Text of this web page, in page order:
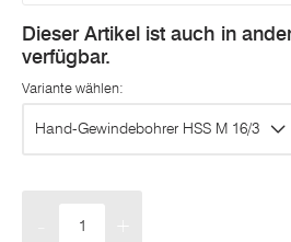
Dieser Artikel ist auch in
verfügbar.
Variante wählen:
Hand-Gewindebohrer HSS M 16/3